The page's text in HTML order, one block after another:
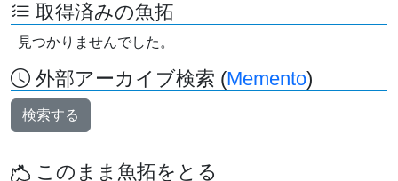
取得済みの魚拓
見つかりませんでした。
外部アーカイブ検索 (Memento)
検索する
このまま魚拓をとる